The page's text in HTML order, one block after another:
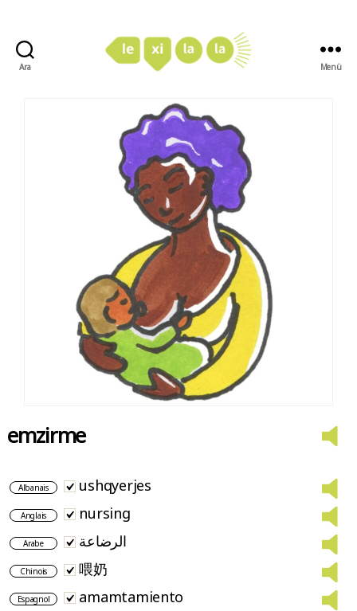
Ara Menü
emzirme
Albanais ushqyerjes
Anglais nursing
Arabe الرضاعة
Chinois 喂奶
Espagnol amamtamiento